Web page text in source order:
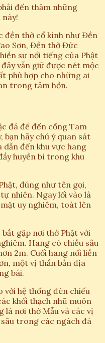
đến thăm những
đền thờ cổ kính như Đền
Sơn, Đền thờ Đức
sư nổi tiếng của Phật
vẫn giữ được nét mộc
phù hợp cho những ai
trong tâm hồn.
đá để đến cổng Tam
bạn hãy chú ý quan sát
dẫn đến khu vực hang
huyền bí trong khu
đúng như tên gọi,
nhiên. Ngay lối vào là
uy nghiêm, toát lên
gặp nơi thờ Phật với
Hang có chiều sâu
2m. Cuối hang nối liền
một vị thần bản địa
bái.
với hệ thống đèn chiếu
khối thạch nhũ muôn
nơi thờ Mẫu và các vị
trong các ngách đá